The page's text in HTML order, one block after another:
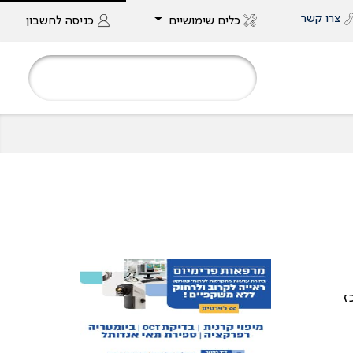
צרו קשר כלים שימושיים כניסה לחשבון